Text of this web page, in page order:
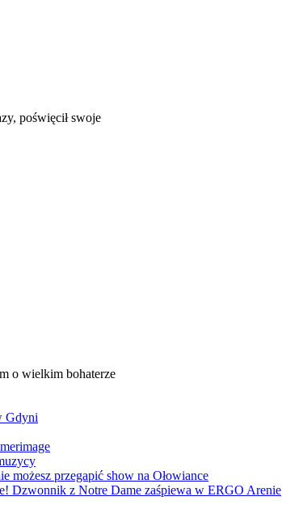
poświęcił swoje
o wielkim bohaterze
Gdyni
możesz przegapić show na Ołowiance
Dzwonnik z Notre Dame zaśpiewa w ERGO Arenie